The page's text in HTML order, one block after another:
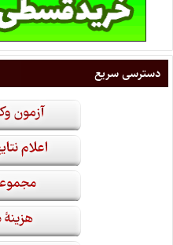
دسترسی سریع